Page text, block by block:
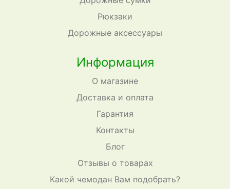
Рюкзаки
Дорожные аксессуары
Информация
О магазине
Доставка и оплата
Гарантия
Контакты
Блог
Отзывы о товарах
Какой чемодан Вам подобрать?